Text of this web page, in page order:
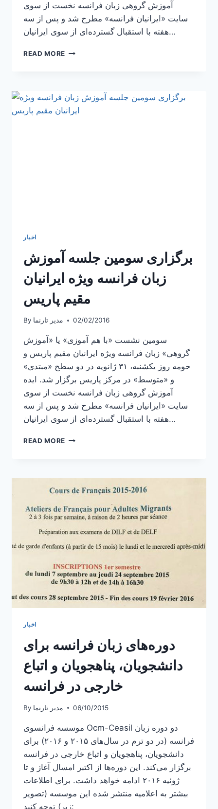
آموزش گروهی زبان فرانسه نخست از سوی
سایت «ایرانیان فرانسه» مطرح شد و پس از سه
هفته با استقبال گسترده‌ای از سوی ایرانیان…
READ MORE برگزاری
فرانسه
ویژه
اخبار
برگزاری سومین جلسه آموزش
زبان فرانسه ویژه ایرانیان
مقیم پاریس
By مدیر تارنما 02/02/2016
سومین نشست «با هم آموزی» یا «آموزش
گروهی» زبان فرانسه ویژه ایرانیان مقیم پاریس و
حومه روز یکشنبه، ۳۱ ژانویه در دو سطح «مبتدی»
و «متوسط» در مرکز پاریس برگزار شد. ایده
آموزش گروهی زبان فرانسه نخست از سوی
سایت «ایرانیان فرانسه» مطرح شد و پس از سه
هفته با استقبال گسترده‌ای از سوی ایرانیان…
READ MORE برگزاری
زبان
فرانسه
ایرانیان
مقیم
پاریس
اخبار
دوره‌های زبان فرانسه برای
دانشجویان، پناهجویان و اتباع
خارجی در فرانسه
By مدیر تارنما 06/10/2015
موسسه فرانسوی Ocm-Ceasil دو دوره زبان
فرانسه (در دو ترم در سال‌های ۲۰۱۵ و ۲۰۱۶) برای
دانشجویان، پناهجویان و اتباع خارجی در فرانسه
برگزار می‌کند. این دوره‌ها از اکتبر امسال آغاز و تا
ژوئیه ۲۰۱۶ ادامه خواهد داشت. برای اطلاعات
بیشتر به اعلامیه منتشر شده این موسسه (تصویر
زیر) توجه کنید: